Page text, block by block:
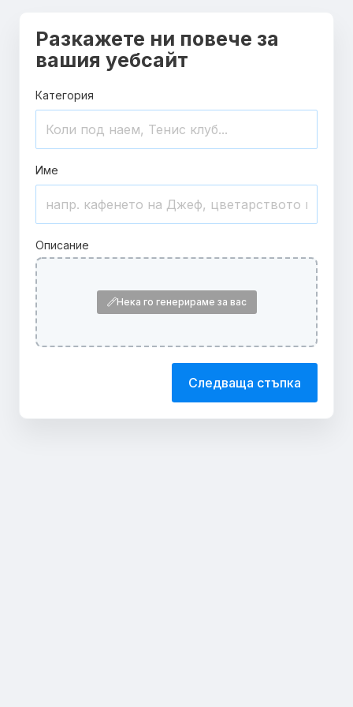
Разкажете ни повече за
вашия уебсайт
Категория
Име
Описание
Нека го генерираме за вас
Следваща стъпка